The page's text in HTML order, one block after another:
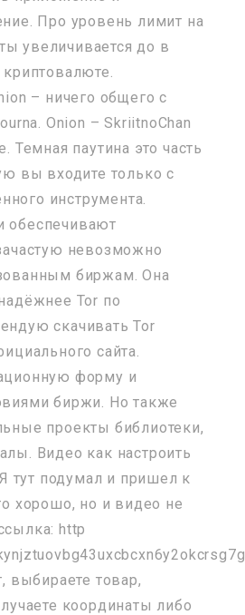
Про уровень лимит на
увеличивается до в
– ничего общего с
Onion – SkriitnoChan
Темная паутина это часть
вы входите только с
инструмента.
обеспечивают
невозможно
биржам. Она
Tor по
скачивать Tor
сайта.
форму и
биржи. Но также
проекты библиотеки,
Видео как настроить
тут подумал и пришел к
хорошо, но и видео не
http
выбираете товар,
координаты либо